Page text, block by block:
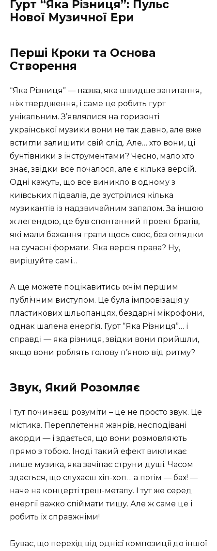
Гурт “Яка Різниця”: Пульс
Нової Музичної Ери
Перші Кроки та Основа
Створення
“Яка Різниця” — назва, яка швидше запитання,
ніж твердження, і саме це робить гурт
унікальним. З’являлися на горизонті
української музики вони не так давно, але вже
встигли залишити свій слід. Але… хто вони, ці
бунтівники з інструментами? Чесно, мало хто
знає, звідки все почалося, але є кілька версій.
Одні кажуть, що все виникло в одному з
київських підвалів, де зустрілися кілька
музикантів із надзвичайним запалом. За іншою
ж легендою, це був спонтанний проект братів,
які мали бажання грати щось своє, без оглядки
на сучасні формати. Яка версія права? Ну,
вирішуйте самі…
А ще можете поцікавитись їхнім першим
публічним виступом. Це була імпровізація у
пластикових шльопанцях, бездарні мікрофони,
однак шалена енергія. Гурт “Яка Різниця”… і
справді — яка різниця, звідки вони прийшли,
якщо вони роблять голову п’яною від ритму?
Звук, Який Розомляє
І тут починаєш розуміти – це не просто звук. Це
містика. Переплетення жанрів, несподівані
акорди — і здається, що вони розмовляють
прямо з тобою. Іноді такий ефект викликає
лише музика, яка зачіпає струни душі. Часом
здається, що слухаєш хіп-хоп… а потім — бах! —
наче на концерті треш-металу. І тут же серед
енергії важко спіймати тишу. Але ж саме це і
робить їх справжніми!
Буває, що перехід від однієї композиції до іншої